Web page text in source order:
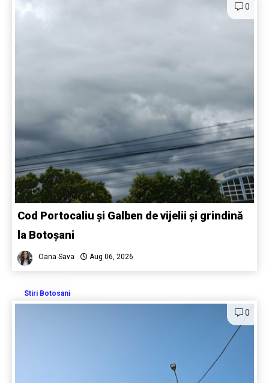
0
Cod Portocaliu și Galben de vijelii și grindină
la Botoșani
Oana Sava Aug 06, 2026
Stiri Botosani
0